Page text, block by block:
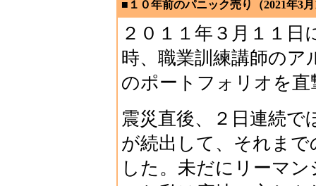
■１０年前のパニック売り（2021年3
２０１１年３月１１
時、職業訓練講師の
のポートフォリオを
震災直後、２日連続
が続出して、それま
した。未だにリーマ